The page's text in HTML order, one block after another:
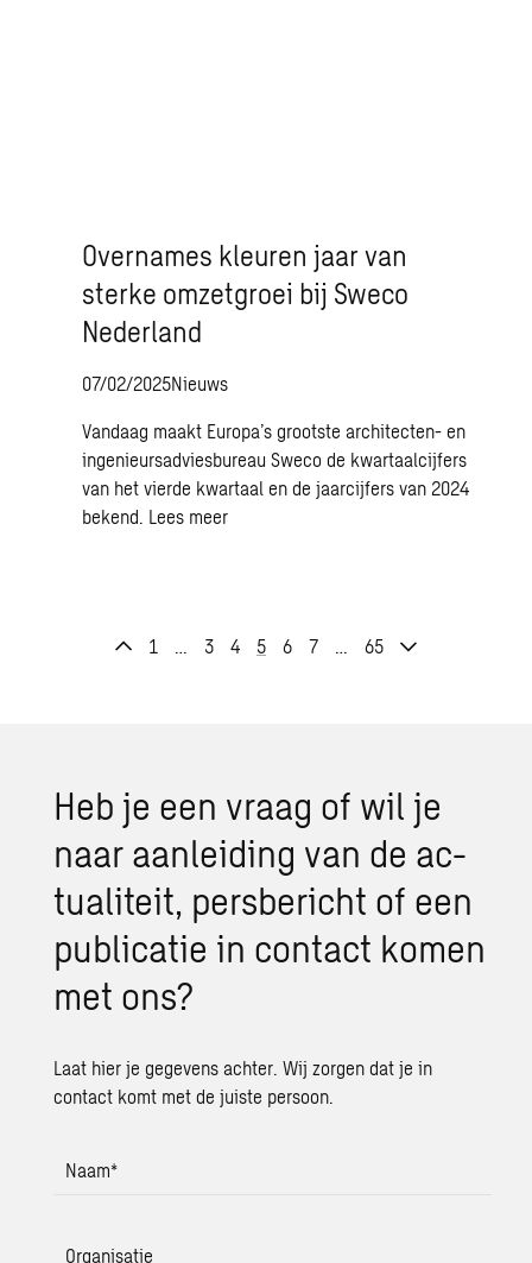
Overnames kleuren jaar van
sterke omzetgroei bij Sweco
Nederland
07/02/2025Nieuws
Vandaag maakt Europa’s grootste architecten- en
ingenieursadviesbureau Sweco de kwartaalcijfers
van het vierde kwartaal en de jaarcijfers van 2024
bekend. Lees meer
1 … 3 4 5 6 7 … 65
Heb je een vraag of wil je
naar aan­lei­ding van de ac­
tu­a­li­teit, pers­be­richt of een
pu­bli­ca­tie in con­tact komen
met ons?
Laat hier je gegevens achter. Wij zorgen dat je in
contact komt met de juiste persoon.
Naam*
Organisatie